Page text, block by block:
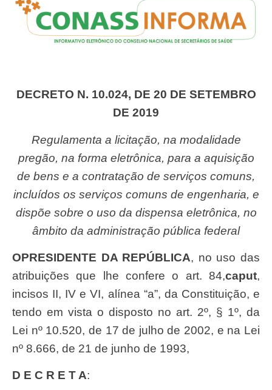
DECRETO N. 10.024, DE 20 DE SETEMBRO
DE 2019
Regulamenta a licitação, na modalidade
pregão, na forma eletrônica, para a aquisição
de bens e a contratação de serviços comuns,
incluídos os serviços comuns de engenharia, e
dispõe sobre o uso da dispensa eletrônica, no
âmbito da administração pública federal
OPRESIDENTE DA REPÚBLICA, no uso das
atribuições que lhe confere o art. 84,caput,
incisos II, IV e VI, alínea “a”, da Constituição, e
tendo em vista o disposto no art. 2º, § 1º, da
Lei nº 10.520, de 17 de julho de 2002, e na Lei
nº 8.666, de 21 de junho de 1993,
D E C R E T A: